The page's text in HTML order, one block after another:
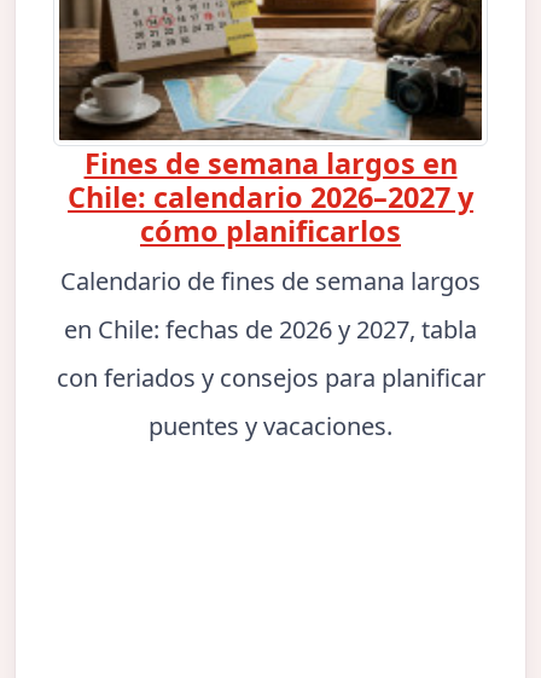
Fines de semana largos en
Chile: calendario 2026–2027 y
cómo planificarlos
Calendario de fines de semana largos
en Chile: fechas de 2026 y 2027, tabla
con feriados y consejos para planificar
puentes y vacaciones.